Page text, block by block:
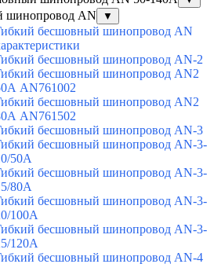
шинопровод AN ▼
бесшовный шинопровод AN
бесшовный шинопровод AN-2
бесшовный шинопровод AN2
AN761002
бесшовный шинопровод AN2
AN761502
бесшовный шинопровод AN-3
бесшовный шинопровод AN-3-
50A
бесшовный шинопровод AN-3-
80A
бесшовный шинопровод AN-3-
100A
бесшовный шинопровод AN-3-
120A
бесшовный шинопровод AN-4